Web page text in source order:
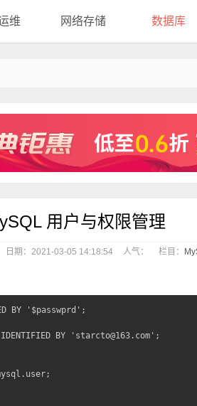
维 网络存储 数据库
用户与权限管理
日期：2021-03-05 14:18:54 人气： 栏目：
BY '$passwprd';
IDENTIFIED BY 'starcto@163.com';